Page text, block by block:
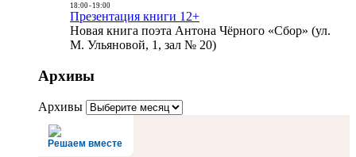
18:00- 19:00
Презентация книги 12+
Новая книга поэта Антона Чёрного «Сбор» (ул.
М. Ульяновой, 1, зал № 20)
Архивы
Архивы
Решаем вместе